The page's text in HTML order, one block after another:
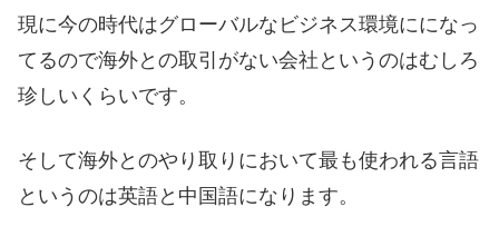
現に今の時代はグローバルなビジネス環境にになっ
てるので海外との取引がない会社というのはむしろ
珍しいくらいです。
そして海外とのやり取りにおいて最も使われる言語
というのは英語と中国語になります。